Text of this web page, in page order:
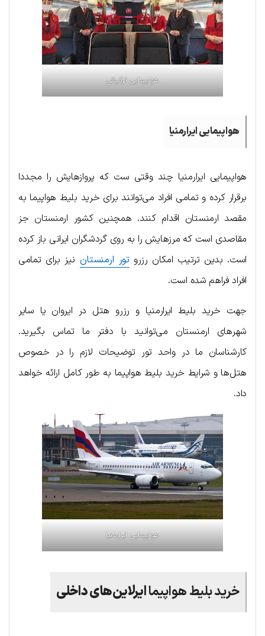
هواپیمایی ترکیش
هواپیمایی ایرارمنیا
هواپیمایی ایرارمنیا چند وقتی ست که پروازهایش را مجددا
برقرار کرده و تمامی افراد می‌توانند برای خرید بلیط هواپیما به
مقصد ارمنستان اقدام کنند. همچنین کشور ارمنستان جز
مقاصدی است که مرزهایش را به روی گردشگران ایرانی باز کرده
است. بدین ترتیب امکان رزروتور ارمنستان نیز برای تمامی
افراد فراهم شده است.
جهت خرید بلیط ایرارمنیا و رزرو هتل در ایروان یا سایر
شهرهای ارمنستان می‌توانید با دفتر ما تماس بگیرید.
کارشناسان ما در واحد تور توضیحات لازم را در خصوص
هتل‌ها و شرایط خرید بلیط هواپیما به طور کامل ارائه خواهد
داد.
هواپیمایی ایرارمنیا
خرید بلیط هواپیماایرلاین‌های داخلی